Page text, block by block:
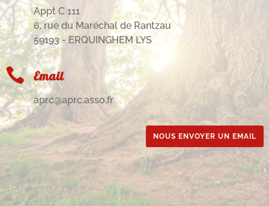
Appt C 111
6, rue du Maréchal de Rantzau
59193 - ERQUINGHEM LYS
 Email
aprc@aprc.asso.fr
NOUS ENVOYER UN EMAIL